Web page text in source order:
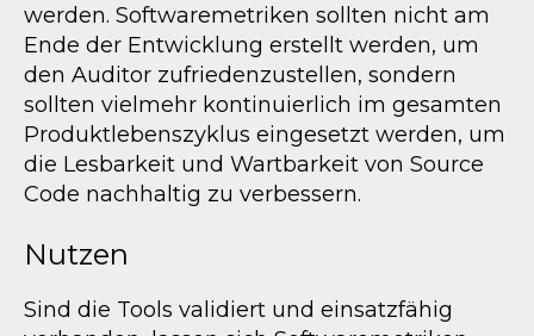
werden. Softwaremetriken sollten nicht am
Ende der Entwicklung erstellt werden, um
den Auditor zufriedenzustellen, sondern
sollten vielmehr kontinuierlich im gesamten
Produktlebenszyklus eingesetzt werden, um
die Lesbarkeit und Wartbarkeit von Source
Code nachhaltig zu verbessern.
Nutzen
Sind die Tools validiert und einsatzfähig